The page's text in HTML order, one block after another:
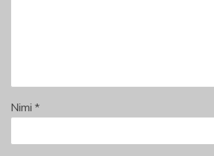
Nimi *